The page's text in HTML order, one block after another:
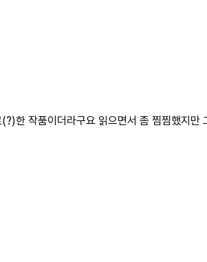
한 작품이더라구요 읽으면서 좀 찜찜했지